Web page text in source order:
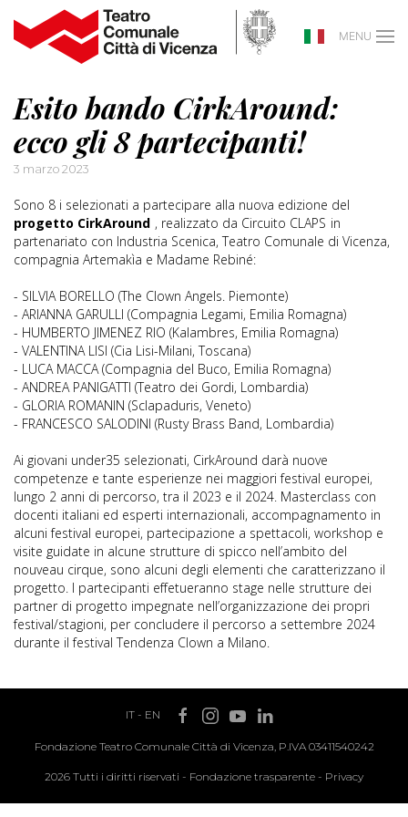
MENU
Esito bando CirkAround:
ecco gli 8 partecipanti!
3 marzo 2023
Sono 8 i selezionati a partecipare alla nuova edizione del
progetto CirkAround , realizzato da Circuito CLAPS in
partenariato con Industria Scenica, Teatro Comunale di Vicenza,
compagnia Artemakìa e Madame Rebiné:
- SILVIA BORELLO (The Clown Angels. Piemonte)
- ARIANNA GARULLI (Compagnia Legami, Emilia Romagna)
- HUMBERTO JIMENEZ RIO (Kalambres, Emilia Romagna)
- VALENTINA LISI (Cia Lisi-Milani, Toscana)
- LUCA MACCA (Compagnia del Buco, Emilia Romagna)
- ANDREA PANIGATTI (Teatro dei Gordi, Lombardia)
- GLORIA ROMANIN (Sclapaduris, Veneto)
- FRANCESCO SALODINI (Rusty Brass Band, Lombardia)
Ai giovani under35 selezionati, CirkAround darà nuove
competenze e tante esperienze nei maggiori festival europei,
lungo 2 anni di percorso, tra il 2023 e il 2024. Masterclass con
docenti italiani ed esperti internazionali, accompagnamento in
alcuni festival europei, partecipazione a spettacoli, workshop e
visite guidate in alcune strutture di spicco nell’ambito del
nouveau cirque, sono alcuni degli elementi che caratterizzano il
progetto. I partecipanti effetueranno stage nelle strutture dei
partner di progetto impegnate nell’organizzazione dei propri
festival/stagioni, per concludere il percorso a settembre 2024
durante il festival Tendenza Clown a Milano.
IT- EN
Fondazione Teatro Comunale Città di Vicenza, P.IVA 03411540242
2026 Tutti i diritti riservati - Fondazione trasparente - Privacy